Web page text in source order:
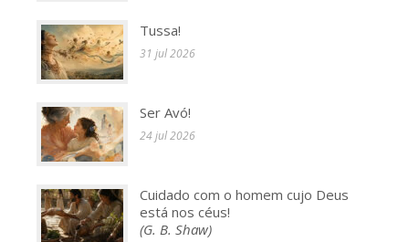
Tussa!
31 jul 2026
Ser Avó!
24 jul 2026
Cuidado com o homem cujo Deus
está nos céus!
(G. B. Shaw)